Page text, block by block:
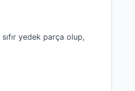
sıfır yedek parça olup,